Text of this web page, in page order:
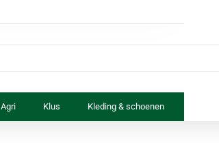
Agri Klus Kleding & schoenen